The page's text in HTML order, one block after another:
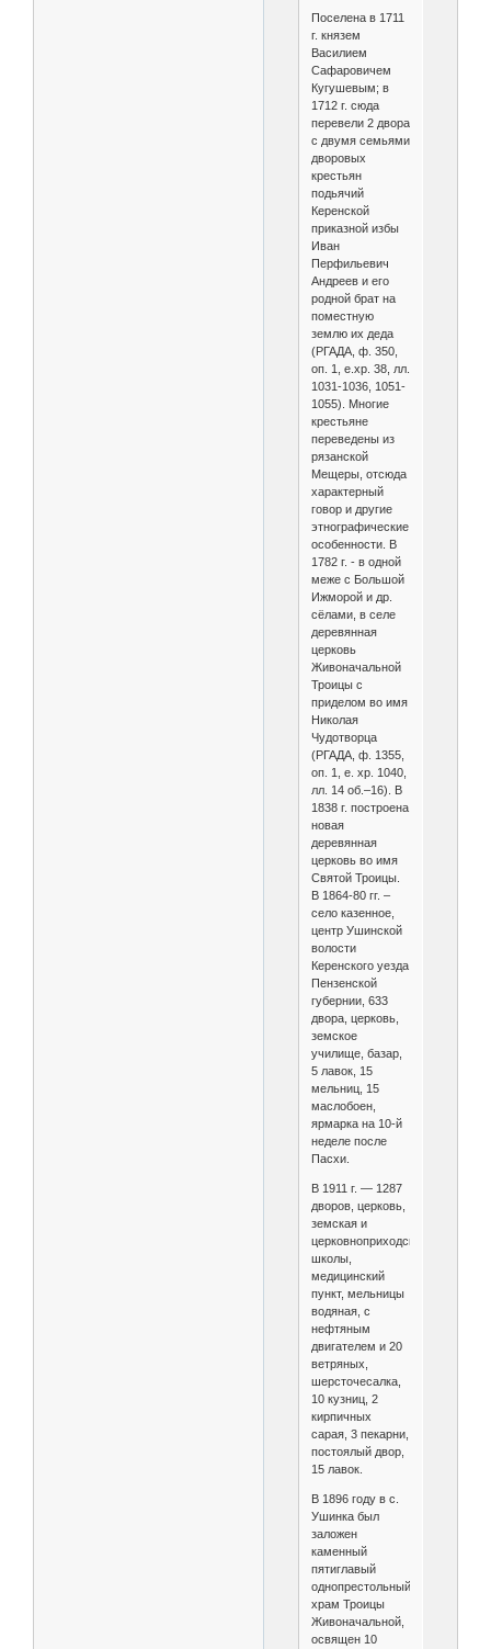
Поселена в 1711
г. князем
Василием
Сафаровичем
Кугушевым; в
1712 г. сюда
перевели 2 двора
с двумя семьями
дворовых
крестьян
подьячий
Керенской
приказной избы
Иван
Перфильевич
Андреев и его
родной брат на
поместную
землю их деда
(РГАДА, ф. 350,
оп. 1, е.хр. 38, лл.
1031-1036, 1051-
1055). Многие
крестьяне
переведены из
рязанской
Мещеры, отсюда
характерный
говор и другие
этнографические
особенности. В
1782 г. - в одной
меже с Большой
Ижморой и др.
сёлами, в селе
деревянная
церковь
Живоначальной
Троицы с
приделом во имя
Николая
Чудотворца
(РГАДА, ф. 1355,
оп. 1, е. хр. 1040,
лл. 14 об.–16). В
1838 г. построена
новая
деревянная
церковь во имя
Святой Троицы.
В 1864-80 гг. –
село казенное,
центр Ушинской
волости
Керенского уезда
Пензенской
губернии, 633
двора, церковь,
земское
училище, базар,
5 лавок, 15
мельниц, 15
маслобоен,
ярмарка на 10-й
неделе после
Пасхи.
В 1911 г. — 1287
дворов, церковь,
земская и
церковноприходская
школы,
медицинский
пункт, мельницы
водяная, с
нефтяным
двигателем и 20
ветряных,
шерсточесалка,
10 кузниц, 2
кирпичных
сарая, 3 пекарни,
постоялый двор,
15 лавок.
В 1896 году в с.
Ушинка был
заложен
каменный
пятиглавый
однопрестольный
храм Троицы
Живоначальной,
освящен 10